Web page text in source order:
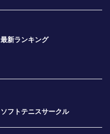
最新ランキング
ソフトテニスサークル